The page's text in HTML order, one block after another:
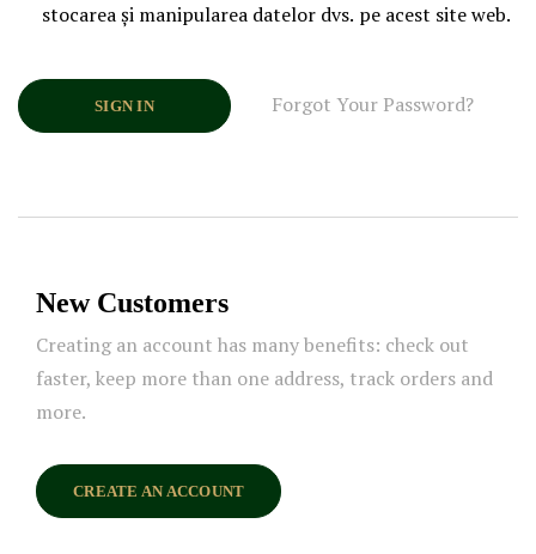
stocarea și manipularea datelor dvs. pe acest site web.
SIGN IN Forgot Your Password?
New Customers
Creating an account has many benefits: check out
faster, keep more than one address, track orders and
more.
CREATE AN ACCOUNT